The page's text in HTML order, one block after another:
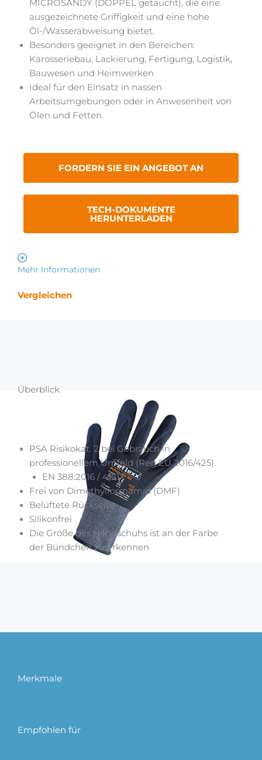
MICROSANDY (DOPPEL getaucht), die eine
ausgezeichnete Griffigkeit und eine hohe
Öl-/Wasserabweisung bietet.
Besonders geeignet in den Bereichen:
Karosseriebau, Lackierung, Fertigung, Logistik,
Bauwesen und Heimwerken
Ideal für den Einsatz in nassen
Arbeitsumgebungen oder in Anwesenheit von
Ölen und Fetten.
FORDERN SIE EIN ANGEBOT AN
TECH-DOKUMENTE
HERUNTERLADEN
Mehr Informationen
Vergleichen
Überblick
PSA Risikokat. 2 bei Gebrauch in
professionellem Umfeld (Reg EU 2016/425).
EN 388:2016 / 4121X
Frei von Dimethylformamid (DMF)
Belüftete Rückseite
Silikonfrei
Die Größe des Handschuhs ist an der Farbe
der Bündchen zu erkennen
Merkmale
Empfohlen für